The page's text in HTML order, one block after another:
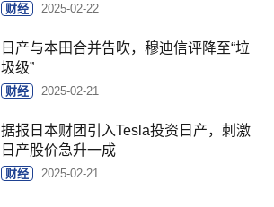
财经 2025-02-22
日产与本田合并告吹，穆迪信评降至“垃
圾级”
财经 2025-02-21
据报日本财团引入Tesla投资日产，刺激
日产股价急升一成
财经 2025-02-21